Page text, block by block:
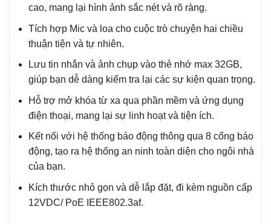
cao, mang lại hình ảnh sắc nét và rõ ràng.
Tích hợp Mic và loa cho cuộc trò chuyện hai chiều
thuận tiện và tự nhiên.
Lưu tin nhắn và ảnh chụp vào thẻ nhớ max 32GB,
giúp bạn dễ dàng kiểm tra lại các sự kiện quan trọng.
Hỗ trợ mở khóa từ xa qua phần mềm và ứng dụng
điện thoại, mang lại sự linh hoạt và tiện ích.
Kết nối với hệ thống báo động thông qua 8 cổng báo
động, tạo ra hệ thống an ninh toàn diện cho ngôi nhà
của bạn.
Kích thước nhỏ gọn và dễ lắp đặt, đi kèm nguồn cấp
12VDC/ PoE IEEE802.3af.